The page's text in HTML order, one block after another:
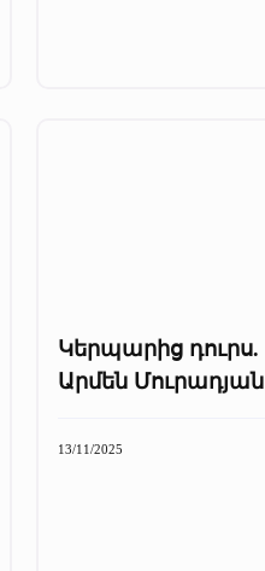
Կերպարից դուրս.
Արմեն Մուրադյան
13/11/2025